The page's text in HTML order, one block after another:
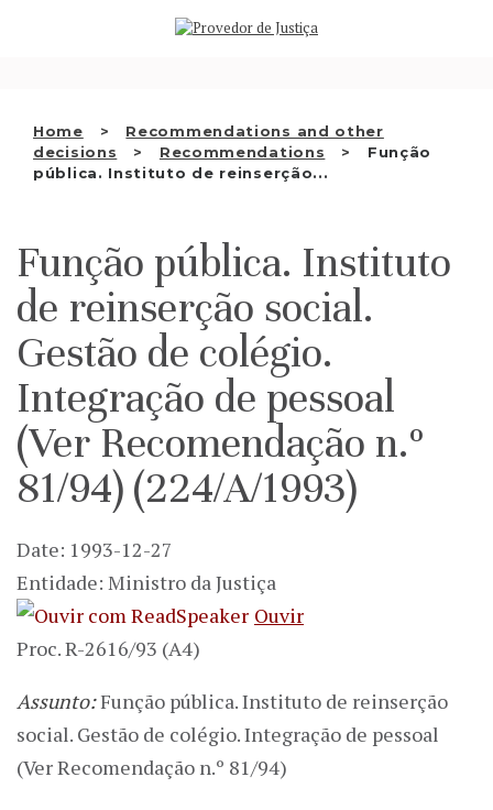
Home
Recommendations and other
decisions
Recommendations
Função
pública. Instituto de reinserção...
WHO WE ARE
INSTITUTION
EN
Função pública. Instituto
de reinserção social.
Gestão de colégio.
Integração de pessoal
(Ver Recomendação n.º
81/94) (224/A/1993)
Date: 1993-12-27
Entidade: Ministro da Justiça
Ouvir
Proc. R-2616/93 (A4)
Assunto:Função pública. Instituto de reinserção
social. Gestão de colégio. Integração de pessoal
(Ver Recomendação n.º 81/94)